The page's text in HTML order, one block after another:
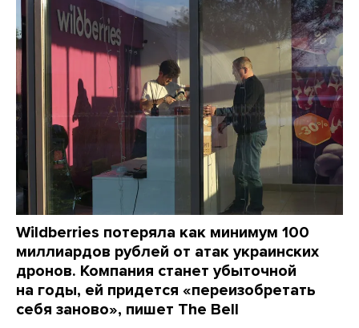
Wildberries потеряла как минимум 100
миллиардов рублей от атак украинских
дронов. Компания станет убыточной
на годы, ей придется «переизобретать
себя заново», пишет The Bell